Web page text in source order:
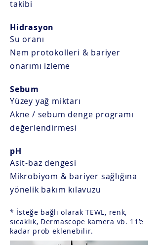
takibi
Hidrasyon
Su oranı
Nem protokolleri & bariyer
onarımı izleme
Sebum
Yüzey yağ miktarı
Akne / sebum denge programı
değerlendirmesi
pH
Asit-baz dengesi
Mikrobiyom & bariyer sağlığına
yönelik bakım kılavuzu
* İsteğe bağlı olarak TEWL, renk,
sıcaklık, Dermascope kamera vb. 11’e
kadar prob eklenebilir.